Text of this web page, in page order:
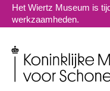
Het Wiertz Museum is
werkzaamheden.